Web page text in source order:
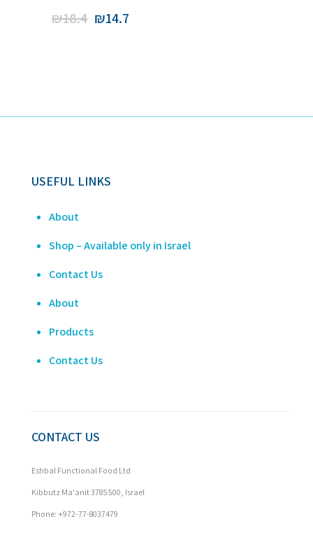
₪18.4 Original
₪14.7Current
USEFUL LINKS
About
Shop – Available only in Israel
Contact Us
About
Products
Contact Us
CONTACT US
Eshbal Functional Food Ltd
Kibbutz Ma'anit 3785500, Israel
Phone: +972-77-8037479